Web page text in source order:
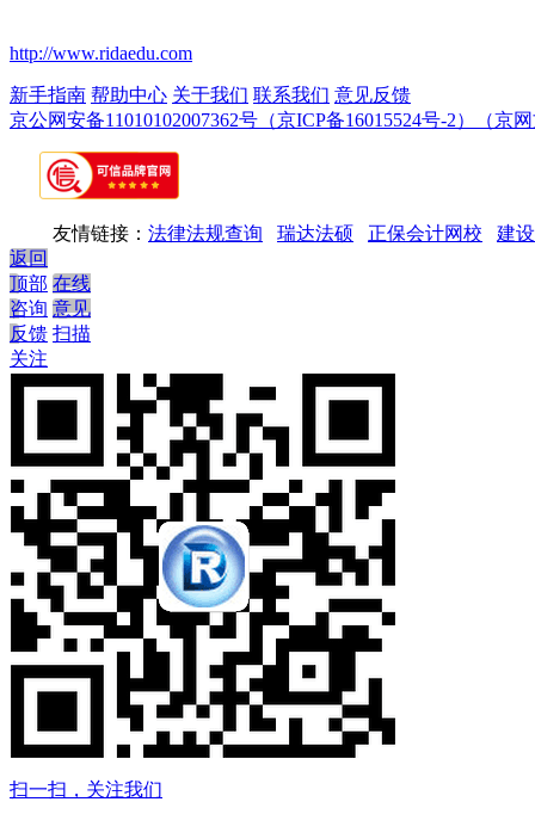
http://www.ridaedu.com
新手指南 帮助中心 关于我们 联系我们 意见反馈
京公网安备11010102007362号 （京ICP备16015524号-2） （京
友情链接： 法律法规查询 瑞达法硕 正保会计网校
建
返回
顶部 在线
咨询 意见
反馈 扫描
关注
扫一扫，关注我们